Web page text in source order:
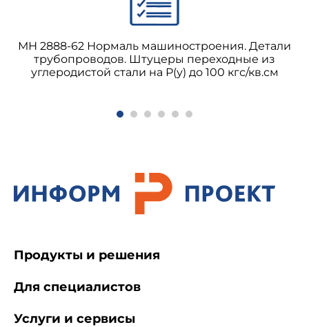
МН 2888-62 Нормаль машиностроения. Детали
трубопроводов. Штуцеры переходные из
углеродистой стали на Р(у) до 100 кгс/кв.см
Продукты и решения
Для специалистов
Услуги и сервисы